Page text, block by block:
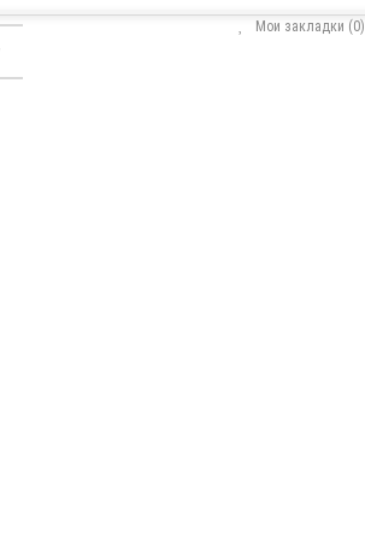
Мои закладки (0)